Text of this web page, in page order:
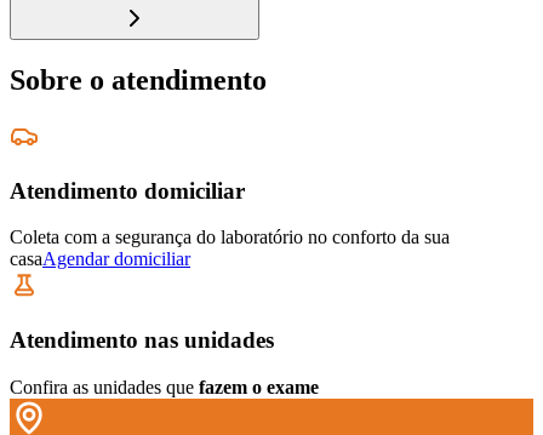
Sobre o atendimento
Atendimento domiciliar
Coleta com a segurança do laboratório no conforto da sua
casaAgendar domiciliar
Atendimento nas unidades
Confira as unidades que fazem o exame